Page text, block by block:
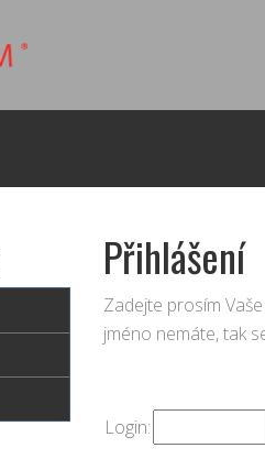
Přihlášení
Zadejte prosím
jméno nemáte, tak
Login: